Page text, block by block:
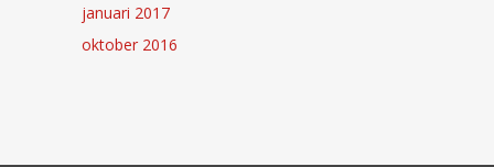
januari 2017
oktober 2016